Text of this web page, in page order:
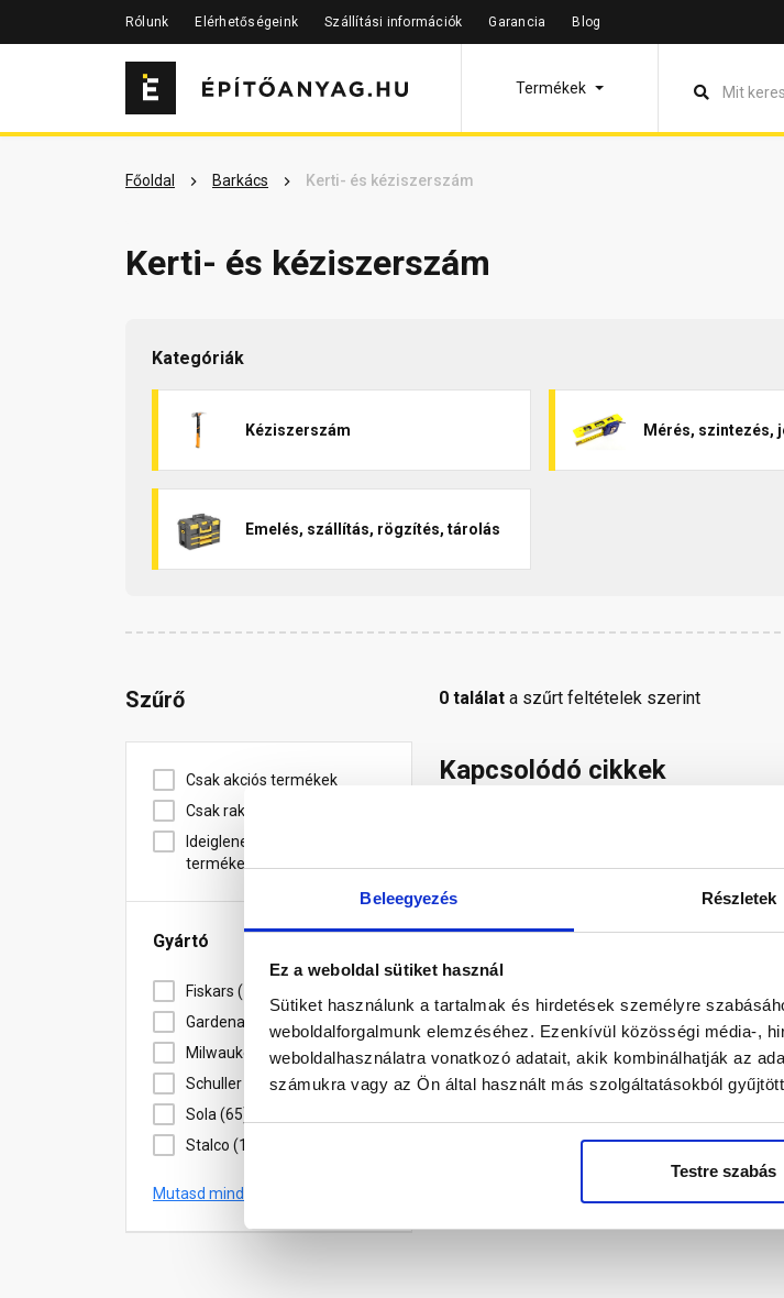
Beleegyezés Részletek
Ez a weboldal sütiket használ
Sütiket használunk a tartalmak és hirdetések személyre
weboldalforgalmunk elemzéséhez. Ezenkívül közösségi média-,
weboldalhasználatra vonatkozó adatait, akik kombinálhatják az
számukra vagy az Ön által használt más szolgáltatásokból
Testre szabás
Rólunk Elérhetőségeink Szállítási információk Garancia Blog
Termékek
Főoldal Barkács Kerti- és kéziszerszám
Kerti- és kéziszerszám
Kategóriák
Kéziszerszám Mérés, szintezés,
Emelés, szállítás, rögzítés, tárolás
Szűrő
Csak akciós termékek
Csak raktáron lévő termékek
Ideiglenesen nem elérhető
termékeket is mutasd
Gyártó
Fiskars (76)
Gardena (20)
Milwaukee (114)
Schuller (11)
Sola (65)
Stalco (17)
Mutasd mind
0 találat a szűrt feltételek szerint
Kapcsolódó cikkek
Kert
Nyári
kertrendezés –
E...
A nyári hónapok
ideális időszakot
Kert
Bár a kis
átalakítása
2 éve